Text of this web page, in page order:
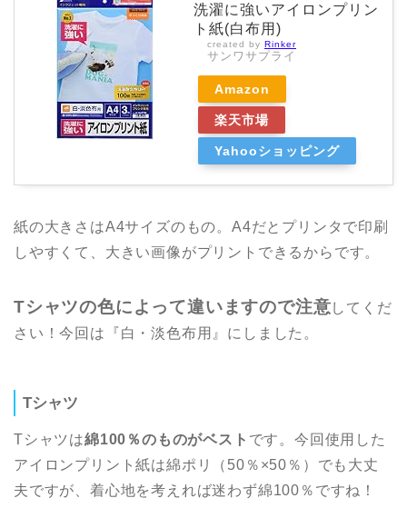
洗濯に強いアイロンプリン
ト紙(白布用)
created by Rinker
サンワサプライ
Amazon
楽天市場
Yahooショッピング
紙の大きさはA4サイズのもの。A4だとプリンタで印刷
しやすくて、大きい画像がプリントできるからです。
Tシャツの色によって違いますので注意してくだ
さい！今回は『白・淡色布用』にしました。
Tシャツ
Tシャツは綿100％のものがベスト です。今回使用した
アイロンプリント紙は綿ポリ（50％×50％）でも大丈
夫ですが、着心地を考えれば迷わず綿100％ですね！